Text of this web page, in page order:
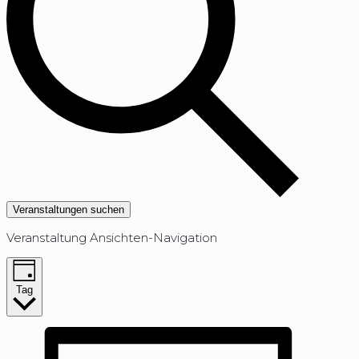
Veranstaltungen suchen
Veranstaltung Ansichten-Navigation
Tag